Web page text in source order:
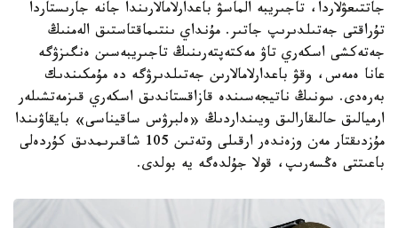
قازاقستاندىق الپينيستەر كاسىبي شەبەرلىگىن حالىقارالىق وقۋ-
جاتتىعۋلاردا، تاجىريبە الماسۋ باعدارلامالارىندا جانە جارىستاردا
تۇراقتى جەتىلدىرىپ جاتىر. مۇنداي ىنتىماقتاستىق الەمنىڭ
جەتەكشى اسكەري تاۋ مەكتەپتەرىنىڭ تاجىريبەسىن ەنگىزۋگە
عانا ەمەس، وقۋ باعدارلامالارىن جەتىلدىرۋگە دە مۇمكىندىك
بەرەدى. سونىڭ ناتيجەسىندە قازاقستاندىق اسكەري قىزمەتشىلەر
ارميالىق حالىقارالىق ويىنداردىڭ «ەلبرۋس ساقيناسى» بايقاۋىندا
مۇزدىقتار مەن وزەندەر ارقىلى وتەتىن 105 شاقىرىمدىق كۇردەلى